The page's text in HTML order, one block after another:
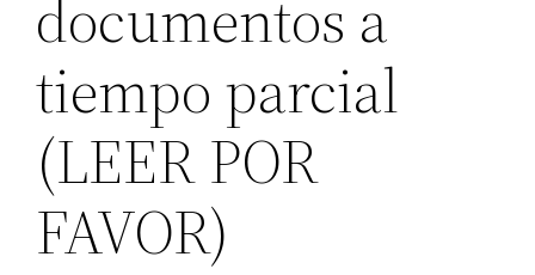
documentos a
tiempo parcial
(LEER POR
FAVOR)